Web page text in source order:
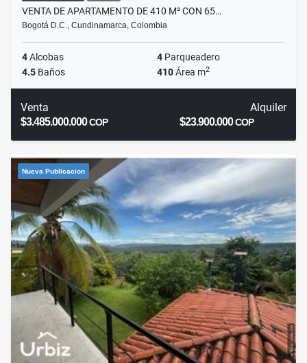
VENTA DE APARTAMENTO DE 410 M² CON 65…
Bogotá D.C., Cundinamarca, Colombia
4Alcobas 4 Parqueadero
4.5 Baños 410Área m2
Venta
$3.485.000.000COP
Alquiler
$23.900.000COP
Nueva Publicacion